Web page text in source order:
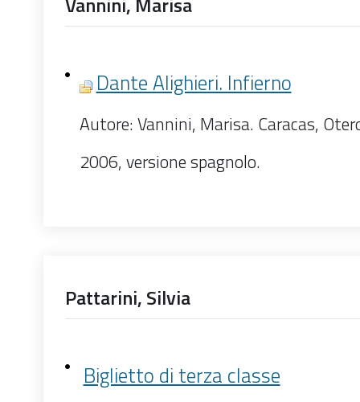
Dante Alighieri. Infierno
Autore: Vannini, Marisa. Caracas,
2006, versione spagnolo.
Pattarini, Silvia
Biglietto di terza classe